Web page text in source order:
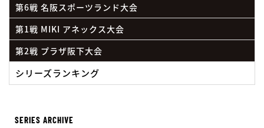
第6戦 名阪スポーツランド大会
第1戦 MIKI アネックス大会
第2戦 プラザ阪下大会
シリーズランキング
SERIES ARCHIVE